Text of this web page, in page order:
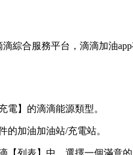
綜合服務平台，滴滴加油
電】的滴滴能源類型。
的加油加油站/充電站。